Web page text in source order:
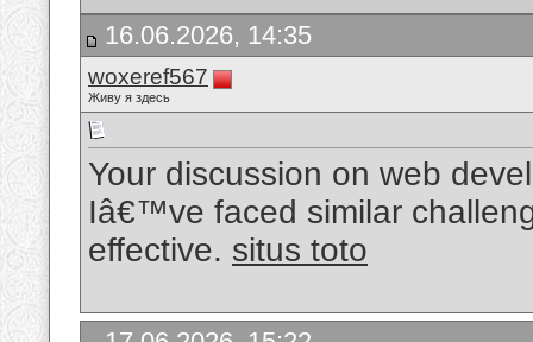
16.06.2026, 14:35
woxeref567
Живу я здесь
Your discussion on web
Iâ€™ve faced similar
effective. situs toto